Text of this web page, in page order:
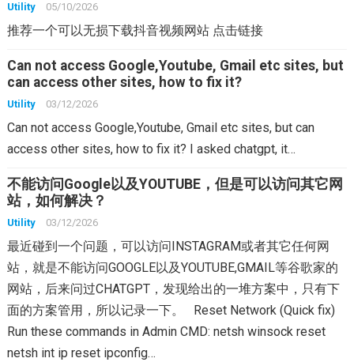
Utility 05/10/2026
推荐一个可以无损下载抖音视频网站 点击链接
Can not access Google,Youtube, Gmail etc sites, but
can access other sites, how to fix it?
Utility 03/12/2026
Can not access Google,Youtube, Gmail etc sites, but can
access other sites, how to fix it? I asked chatgpt, it…
不能访问Google以及YOUTUBE，但是可以访问其它网
站，如何解决？
Utility 03/12/2026
最近碰到一个问题，可以访问INSTAGRAM或者其它任何网
站，就是不能访问GOOGLE以及YOUTUBE,GMAIL等谷歌家的
网站，后来问过CHATGPT，发现给出的一堆方案中，只有下
面的方案管用，所以记录一下。 Reset Network (Quick fix)
Run these commands in Admin CMD: netsh winsock reset
netsh int ip reset ipconfig…